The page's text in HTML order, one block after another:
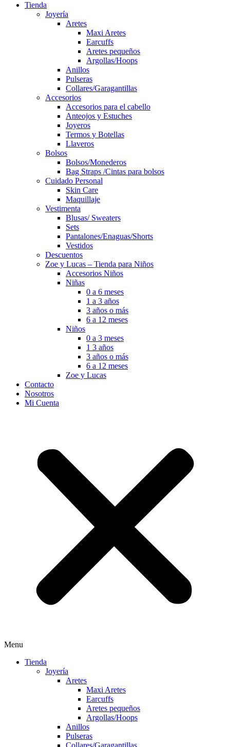
Tienda
Joyería
Aretes
Maxi Aretes
Earcuffs
Aretes pequeños
Argollas/Hoops
Anillos
Pulseras
Collares/Garagantillas
Accesorios
Accesorios para el cabello
Anteojos y Estuches
Joyeros
Termos y Botellas
Llaveros
Bolsos
Bolsos/Monederos
Bag Straps /Cintas para bolsos
Cuidado Personal
Skin Care
Maquillaje
Vestimenta
Blusas/ Sweaters
Sets
Pantalones/Enaguas/Shorts
Vestidos
Descuentos
Zoe y Lucas – Tienda para Niños
Accesorios Niños
Niñas
0 a 6 meses
1 a 3 años
3 años o más
6 a 12 meses
Niños
0 a 3 meses
1 3 años
3 años o más
6 a 12 meses
Zoe y Lucas
Contacto
Nosotros
Mi Cuenta
Menu
Tienda
Joyería
Aretes
Maxi Aretes
Earcuffs
Aretes pequeños
Argollas/Hoops
Anillos
Pulseras
Collares/Garagantillas